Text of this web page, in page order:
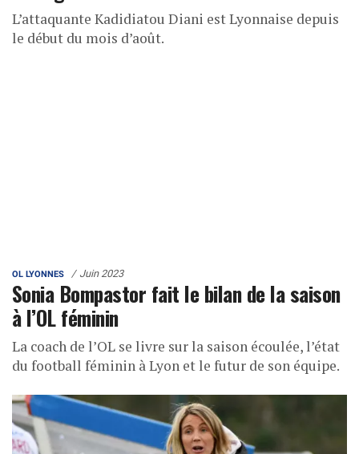
L’attaquante Kadidiatou Diani est Lyonnaise depuis
le début du mois d’août.
OL LYONNES Juin 2023
Sonia Bompastor fait le bilan de la saison
à l’OL féminin
La coach de l’OL se livre sur la saison écoulée, l’état
du football féminin à Lyon et le futur de son équipe.